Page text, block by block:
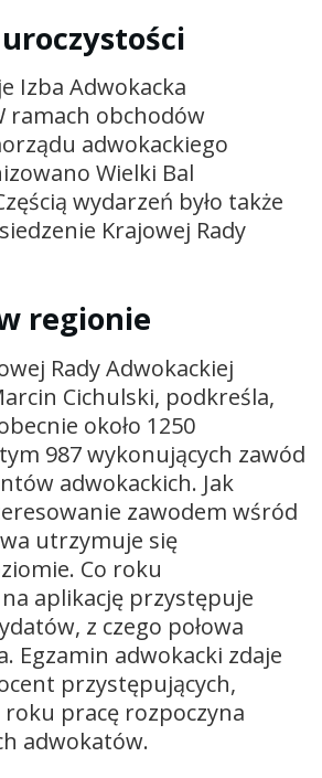
Izba Adwokacka
ramach obchodów
adwokackiego
Wielki Bal
wydarzeń było także
Krajowej Rady
regionie
Rady Adwokackiej
Cichulski, podkreśla,
około 1250
987 wykonujących zawód
adwokackich. Jak
zawodem wśród
utrzymuje się
Co roku
aplikację przystępuje
z czego połowa
Egzamin adwokacki zdaje
przystępujących,
pracę rozpoczyna
adwokatów.